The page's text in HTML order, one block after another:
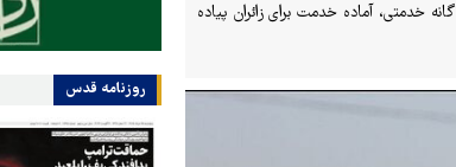
سخنگو جمعیت خدمتگزار زائران پیاده امام رضا(ع) گفت: حدود ۲۵هزار خدمه در حوزه های ۱۴گانه خدمتی، آماده خدمت برای زائران پیاده
روزنامه قدس